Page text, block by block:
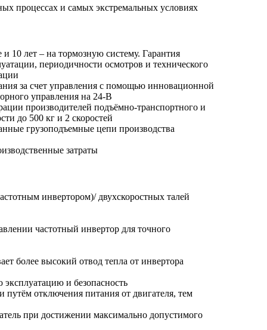
процессах и самых экстремальных условиях
и 10 лет – на тормозную систему. Гарантия
периодичности осмотров и технического
за счет управления с помощью инновационной
управления на 24-В
производителей подъёмно-транспортного и
до 500 кг и 2 скоростей
грузоподъемные цепи производства
затраты
инвертором)/ двухскоростных талей
частотный инвертор для точного
более высокий отвод тепла от инвертора
и безопасность
путём отключения питания от двигателя, тем
при достижении максимально допустимого